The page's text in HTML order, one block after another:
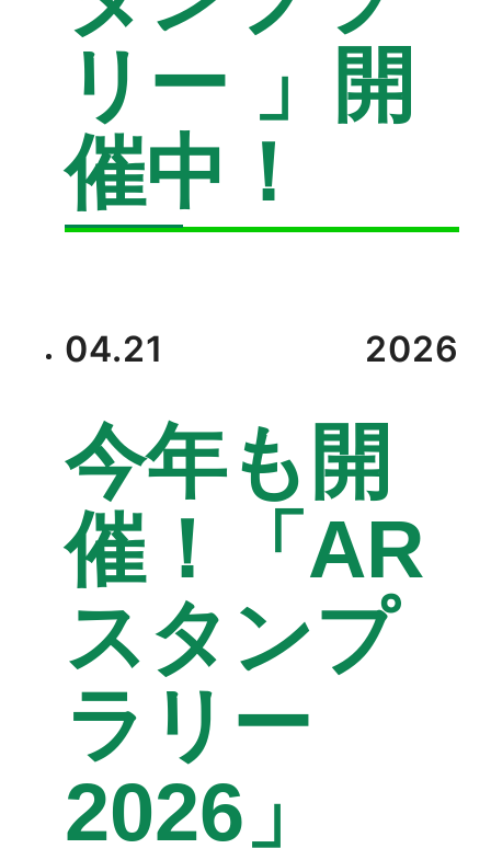
リー 」開
催中！
04.21 2026
今年も開
催！「AR
スタンプ
ラリー
2026」